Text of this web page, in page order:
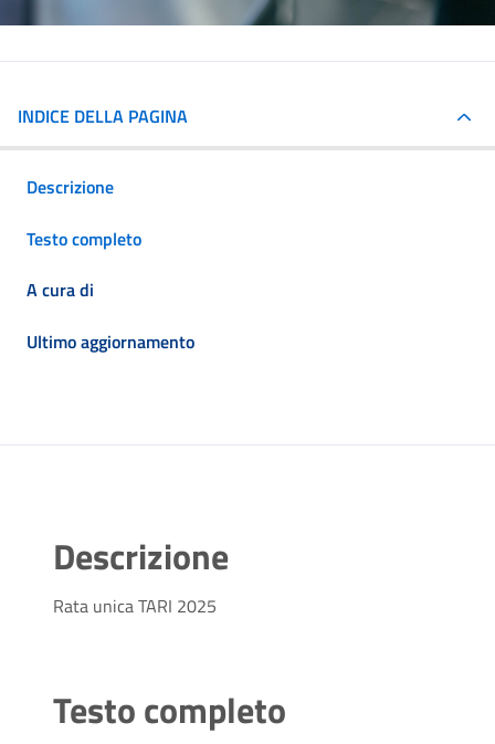
INDICE DELLA PAGINA
Descrizione
Testo completo
A cura di
Ultimo aggiornamento
Descrizione
Rata unica TARI 2025
Testo completo